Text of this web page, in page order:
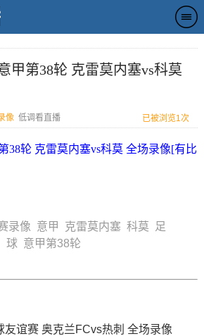
甲第38轮 克雷莫内塞vs科莫
像 低调看直播 已被浏览1次
38轮 克雷莫内塞vs科莫 全场录像[有比
录像 意甲 克雷莫内塞 科莫
足
球 意甲第38轮
友谊赛 奥克兰FCvs热刺 全场录像